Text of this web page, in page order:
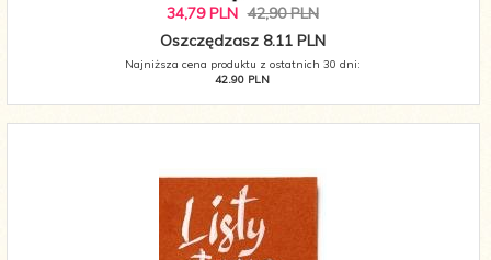
34,79 PLN 42,90 PLN
Oszczędzasz 8.11 PLN
Najniższa cena produktu z ostatnich 30 dni:
42.90 PLN